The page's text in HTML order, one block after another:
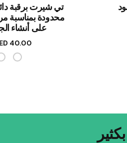
تي شيرت برقبة
على أنشاء
40.00